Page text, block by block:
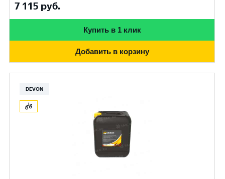
7 115 руб.
Купить в 1 клик
Добавить в корзину
DEVON